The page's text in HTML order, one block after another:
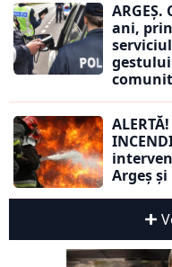
ARGEȘ.
ani,
gestului
Argeș